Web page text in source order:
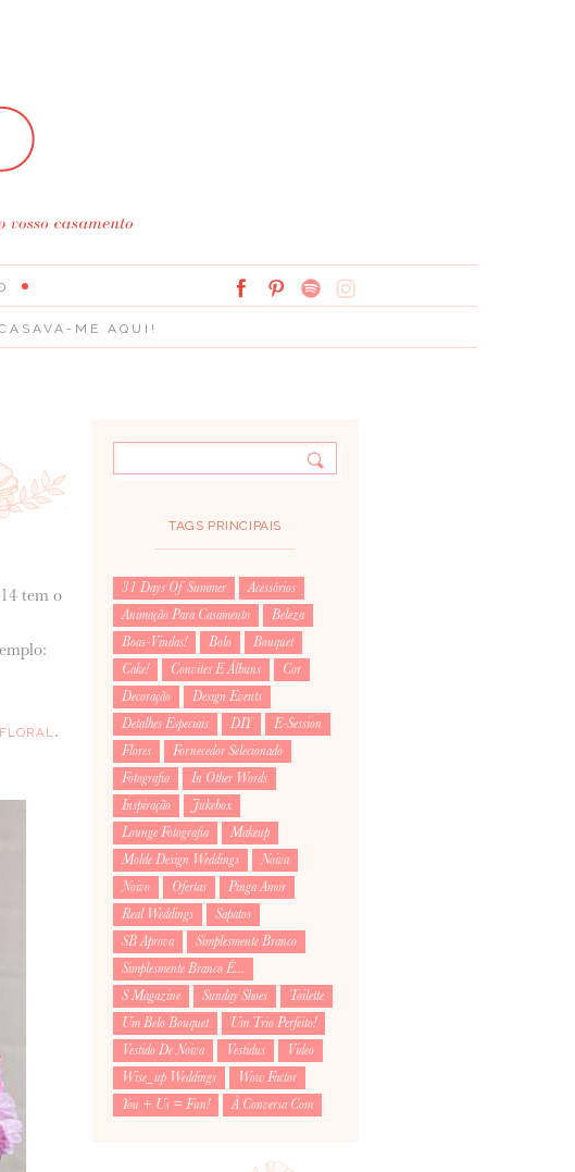
ME AQUI!
tem o
.
TAGS PRINCIPAIS
31 Days Of Summer
Acessórios
Animação Para Casamento
Beleza
Boas-Vindas!
Bolo
Bouquet
Cake!
Convites E Álbuns
Cor
Decoração
Design Events
Detalhes Especiais
DIY
E-Session
Flores
Fornecedor Selecionado
Fotografia
In Other Words
Inspiração
Jukebox
Lounge Fotografia
Makeup
Molde Design Weddings
Noiva
Noivo
Ofertas
Pinga Amor
Real Weddings
Sapatos
SB Aprova
Simplesmente Branco
Simplesmente Branco É...
S Magazine
Sunday Shoes
Toilette
Um Belo Bouquet
Um Trio Perfeito!
Vestido De Noiva
Vestidus
Video
Wise_up Weddings
Wow Factor
You + Us = Fun!
À Conversa Com